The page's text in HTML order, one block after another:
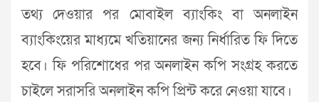
তথ্য দেওয়ার পর মোবাইল ব্যাংকিং বা অনলাইন
ব্যাংকিংয়ের মাধ্যমে খতিয়ানের জন্য নির্ধারিত ফি দিতে
হবে। ফি পরিশোধের পর অনলাইন কপি সংগ্রহ করতে
চাইলে সরাসরি অনলাইন কপি প্রিন্ট করে নেওয়া যাবে।